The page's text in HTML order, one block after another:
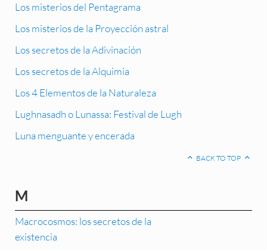
Los misterios del Pentagrama
Los misterios de la Proyección astral
Los secretos de la Adivinación
Los secretos de la Alquimia
Los 4 Elementos de la Naturaleza
Lughnasadh o Lunassa: Festival de Lugh
Luna menguante y encerada
BACK TO TOP
M
Macrocosmos: los secretos de la
existencia